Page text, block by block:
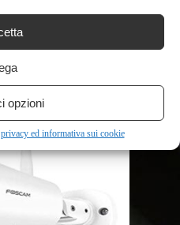
opzioni
ed informativa sui cookie